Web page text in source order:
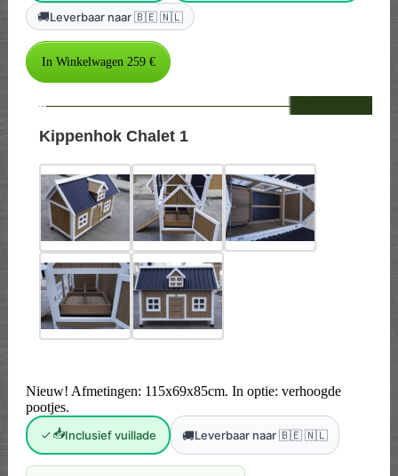
🚚Leverbaar naar 🇧🇪 🇳🇱
--
Kippenhok Chalet 1
Nieuw! Afmetingen: 115x69x85cm. In optie: verhoogde
pootjes.
📥Inclusief vuillade 🚚Leverbaar naar 🇧🇪 🇳🇱